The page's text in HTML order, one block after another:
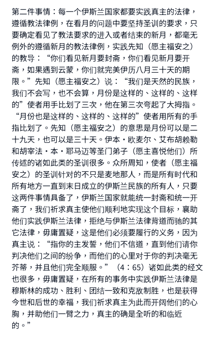
第二件事情：每一个伊斯兰国家都要实践真主的法律，
遵循教法律例，在看月的问题中要坚持圣训的要求，只
要确定看见了教法要求的进入或者结束的新月，都毫无
例外的遵循新月的教法律例，实践先知（愿主福安之）
的教导：“你们看见新月要封斋，你们看见新月要开
斋，如果遇到云蒙，你们就完美伊历八月三十天的期
限。”先知（愿主福安之）说：“我们是天然的民族，
我们不会写，也不会算，月份是这样的、这样的、这样
的”使者用手比划了三次，他在第三次弯起了大拇指。
“月份也是这样的、这样的、这样的”使者用所有的手
指比划了。先知（愿主福安之）的意思是月份可以是二
十九天，也可以是三十天。伊本•欧麦尔、艾布胡赖勒
和胡宰法•本•耶马迈等圣门弟子（愿主喜悦他们）所
传述的诸如此类的圣训很多。众所周知，使者（愿主福
安之）的圣训针对的不只是麦地那人，而是所有时代和
所有地方一直到末日成立的伊斯兰民族的所有人，只要
这两件事情具备了，伊斯兰国家就能统一封斋和统一开
斋了，我们祈求真主使他们顺利地实现这个目标，襄助
他们实践伊斯兰法律，拒绝与伊斯兰法律背道而驰的其
它法律，毋庸置疑，这是他们必须要履行的义务，因为
真主说：“指你的主发誓，他们不信道，直到他们请你
判决他们之间的纷争，而他们的心里对于你的判决毫无
芥蒂，并且他们完全顺服。”（4：65）诸如此类的经文
也很多，毋庸置疑，在所有的事务中实践伊斯兰法律是
穆斯林的成功、胜利、团结一致和克敌制胜，也是获得
今世和后世的幸福，我们祈求真主为此而开阔他们的心
胸，并助他们一臂之力，真主的确是全听的和临近
的。”
Make an impact on millions of lives
with your contribution today
Your support is crucial for our mission.
The Prophet (ﷺ) said:
"A person who leads others to doing what is
good will earn the same reward as those who
do it."
(MUSLIM, 1893)
Support IslamQA